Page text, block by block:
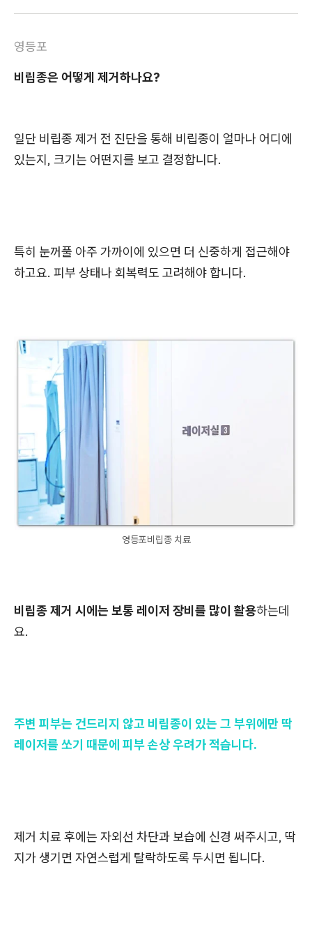
영등포
비립종은 어떻게 제거하나요?
일단 비립종 제거 전 진단을 통해 비립종이 얼마나 어디에
있는지, 크기는 어떤지를 보고 결정합니다.
특히 눈꺼풀 아주 가까이에 있으면 더 신중하게 접근해야
하고요. 피부 상태나 회복력도 고려해야 합니다.
영등포비립종 치료
비립종 제거 시에는 보통 레이저 장비를 많이 활용하는데
요.
주변 피부는 건드리지 않고 비립종이 있는 그 부위에만 딱
레이저를 쏘기 때문에 피부 손상 우려가 적습니다.
제거 치료 후에는 자외선 차단과 보습에 신경 써주시고, 딱
지가 생기면 자연스럽게 탈락하도록 두시면 됩니다.